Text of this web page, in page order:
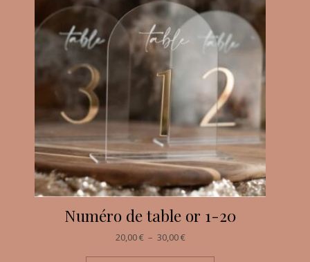
Numéro de table or 1-20
20,00€ – 30,00€